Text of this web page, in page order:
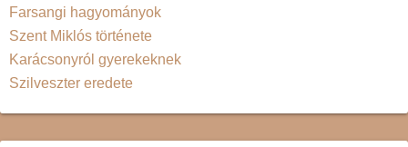
Farsangi hagyományok
Szent Miklós története
Karácsonyról gyerekeknek
Szilveszter eredete